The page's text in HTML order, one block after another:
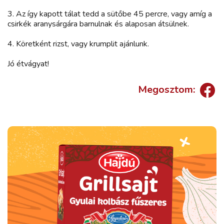
3. Az így kapott tálat tedd a sütőbe 45 percre, vagy amíg a
csirkék aranysárgára barnulnak és alaposan átsülnek.
4. Köretként rizst, vagy krumplit ajánlunk.
Jó étvágyat!
Megosztom: